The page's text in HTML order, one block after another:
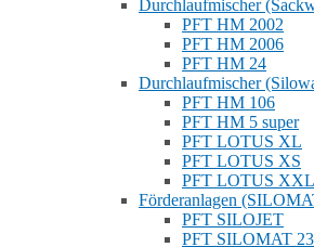
Durchlaufmischer
PFT HM 2002
PFT HM 2006
PFT HM 24
Durchlaufmischer
PFT HM 106
PFT HM 5 super
PFT LOTUS XL
PFT LOTUS XS
PFT LOTUS XXL
Förderanlagen
PFT SILOJET
PFT SILOMAT